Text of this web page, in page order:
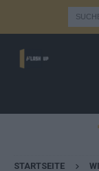
STARTSEITE